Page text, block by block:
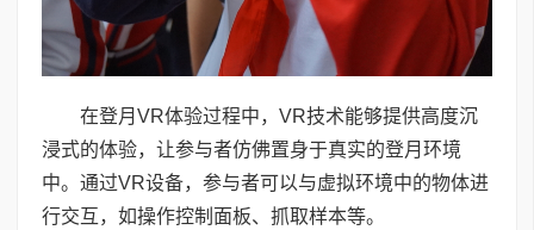
在登月VR体验过程中，VR技术能够提供高度沉
浸式的体验，让参与者仿佛置身于真实的登月环境
中。通过VR设备，参与者可以与虚拟环境中的物体进
行交互，如操作控制面板、抓取样本等。